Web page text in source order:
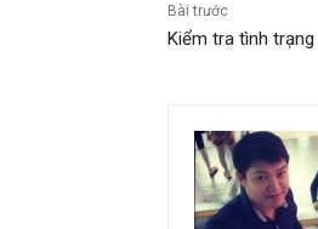
Bài trước
Kiểm tra tình